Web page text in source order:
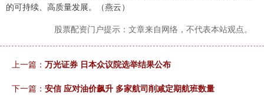
的可持续、高质量发展。（燕云）
股票配资门户提示：文章来自网络，不代表本站观点。
上一篇： 万光证券 日本众议院选举结果公布
下一篇： 安信 应对油价飙升 多家航司削减定期航班数量